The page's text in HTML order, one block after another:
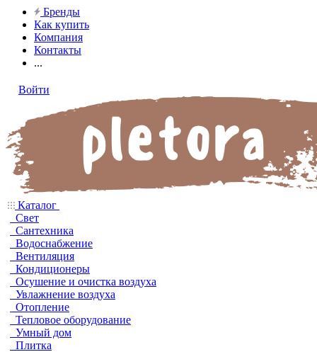
Бренды
Как купить
Компания
Контакты
...
Войти
Каталог
Свет
Сантехника
Водоснабжение
Вентиляция
Кондиционеры
Осушение и очистка воздуха
Увлажнение воздуха
Отопление
Тепловое оборудование
Умный дом
Плитка